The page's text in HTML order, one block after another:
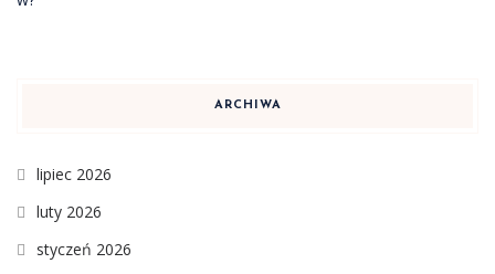
ARCHIWA
lipiec 2026
luty 2026
styczeń 2026